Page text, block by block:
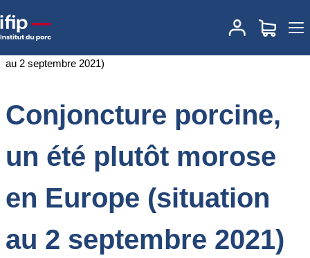
Accueil
Conjoncture porcine, un été plutôt
morose en Europe (situation au 2 septembre 2021)
Conjoncture porcine,
un été plutôt morose
en Europe (situation
au 2 septembre 2021)